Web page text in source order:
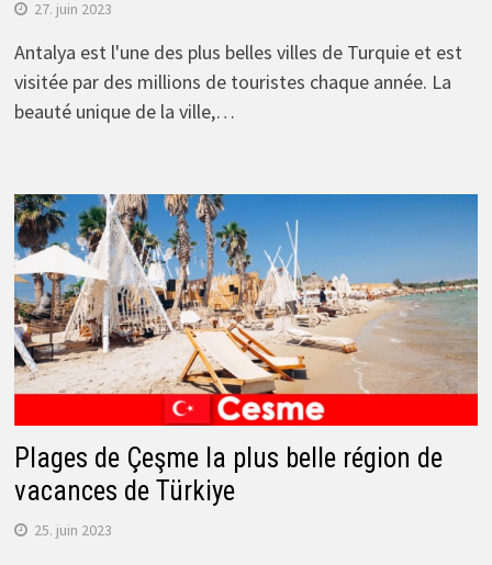
27. juin 2023
Antalya est l'une des plus belles villes de Turquie et est
visitée par des millions de touristes chaque année. La
beauté unique de la ville,…
Plages de Çeşme la plus belle région de
vacances de Türkiye
25. juin 2023